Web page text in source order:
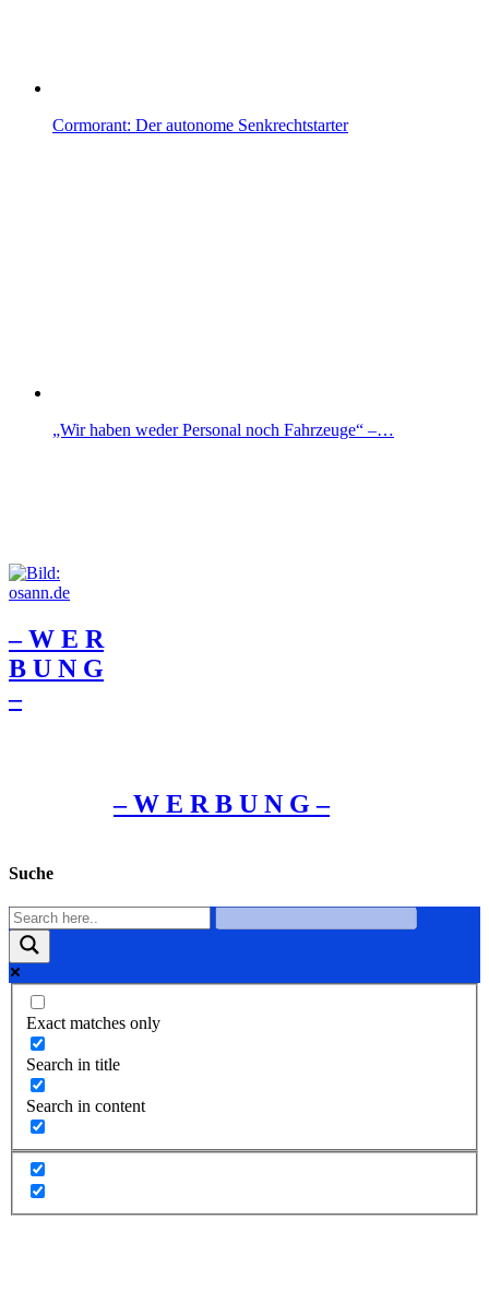
Cormorant: Der autonome Senkrechtstarter
„Wir haben weder Personal noch Fahrzeuge“ –…
– W Ε R
Β U Ν G
–
– W Ε R Β U Ν G –
Suche
Exact matches only
Search in title
Search in content